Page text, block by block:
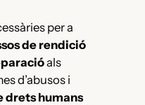
per a
de rendició
als
d’abusos i
drets humans